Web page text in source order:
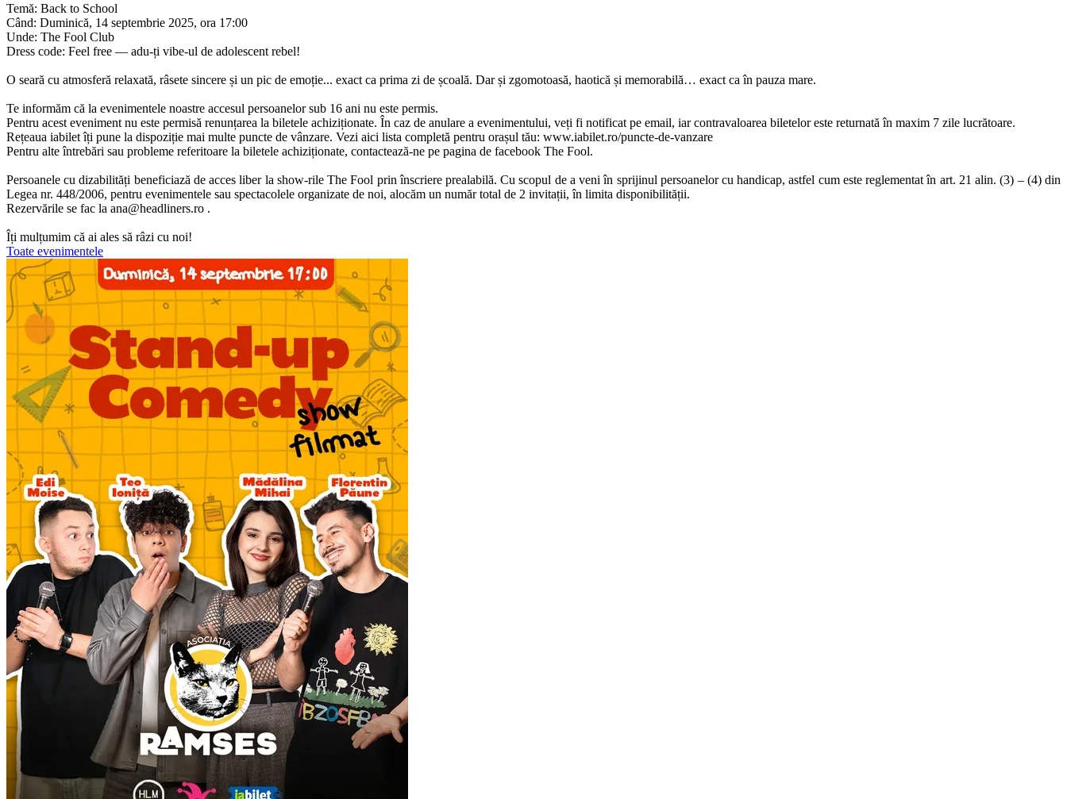
Temă: Back to School
Când: Duminică, 14 septembrie 2025, ora 17:00
Unde: The Fool Club
Dress code: Feel free — adu-ți vibe-ul de adolescent rebel!
O seară cu atmosferă relaxată, râsete sincere și un pic de emoție... exact ca prima zi de școală. Dar și zgomotoasă, haotică și memorabilă… exact ca în pauza mare.
Te informăm că la evenimentele noastre accesul persoanelor sub 16 ani nu este permis.
Pentru acest eveniment nu este permisă renunțarea la biletele achiziționate. În caz de anulare a evenimentului, veți fi notificat pe email, iar contravaloarea biletelor este returnată în maxim 7 zile lucrătoare.
Rețeaua iabilet îți pune la dispoziție mai multe puncte de vânzare. Vezi aici lista completă pentru orașul tău: www.iabilet.ro/puncte-de-vanzare
Pentru alte întrebări sau probleme referitoare la biletele achiziționate, contactează-ne pe pagina de facebook The Fool.
Persoanele cu dizabilități beneficiază de acces liber la show-rile The Fool prin înscriere prealabilă. Cu scopul de a veni în sprijinul persoanelor cu handicap, astfel cum este reglementat în art. 21 alin. (3) – (4) din
Legea nr. 448/2006, pentru evenimentele sau spectacolele organizate de noi, alocăm un număr total de 2 invitații, în limita disponibilității.
Rezervările se fac la ana@headliners.ro .
Îți mulțumim că ai ales să râzi cu noi!
Toate evenimentele